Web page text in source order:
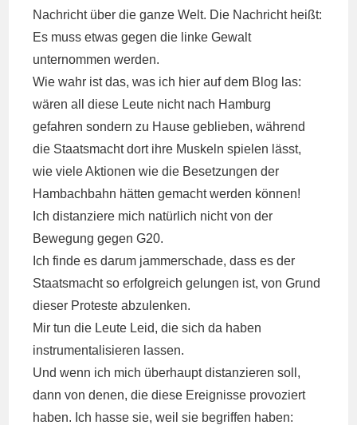
Nachricht über die ganze Welt. Die Nachricht heißt:
Es muss etwas gegen die linke Gewalt
unternommen werden.
Wie wahr ist das, was ich hier auf dem Blog las:
wären all diese Leute nicht nach Hamburg
gefahren sondern zu Hause geblieben, während
die Staatsmacht dort ihre Muskeln spielen lässt,
wie viele Aktionen wie die Besetzungen der
Hambachbahn hätten gemacht werden können!
Ich distanziere mich natürlich nicht von der
Bewegung gegen G20.
Ich finde es darum jammerschade, dass es der
Staatsmacht so erfolgreich gelungen ist, von Grund
dieser Proteste abzulenken.
Mir tun die Leute Leid, die sich da haben
instrumentalisieren lassen.
Und wenn ich mich überhaupt distanzieren soll,
dann von denen, die diese Ereignisse provoziert
haben. Ich hasse sie, weil sie begriffen haben: